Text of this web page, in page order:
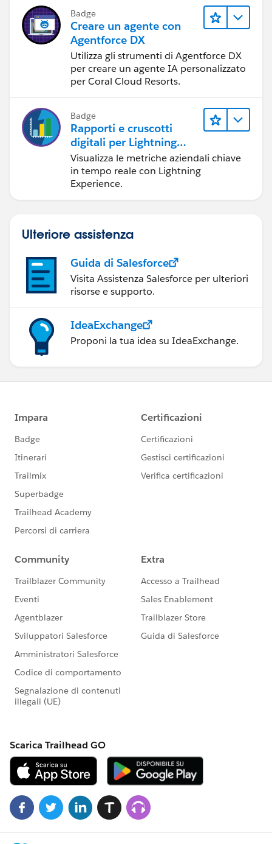
Badge
Creare un agente con
Agentforce DX
Utilizza gli strumenti di Agentforce DX
per creare un agente IA personalizzato
per Coral Cloud Resorts.
Badge
Rapporti e cruscotti
digitali per Lightning
Experience
Visualizza le metriche aziendali chiave
in tempo reale con Lightning
Experience.
Ulteriore assistenza
Guida di Salesforce
Visita Assistenza Salesforce per ulteriori
risorse e supporto.
IdeaExchange
Proponi la tua idea su IdeaExchange.